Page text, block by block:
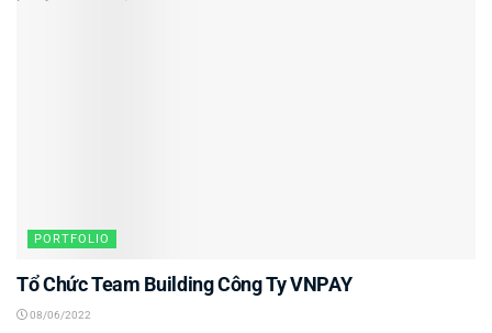
PORTFOLIO
Tổ Chức Team Building Công Ty VNPAY
08/06/2022